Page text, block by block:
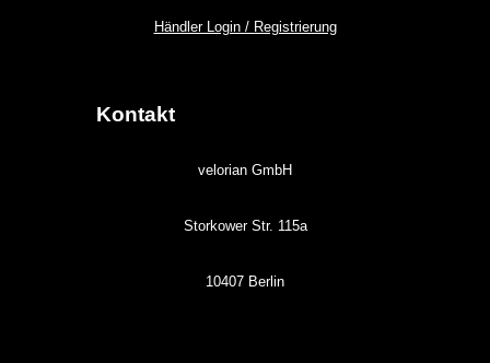
Händler Login / Registrierung
Kontakt
velorian GmbH
Storkower Str. 115a
10407 Berlin